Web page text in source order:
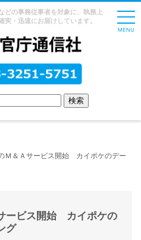
どの事務従事者を対象に、執務上
・迅速にお届けしています。
Ｍ＆Ａサービス開始 カイポケのデー
ービス開始 カイポケの
グ